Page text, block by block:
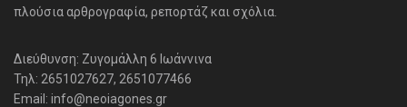
πλούσια αρθρογραφία, ρεπορτάζ και σχόλια.
Διεύθυνση: Ζυγομάλλη 6 Ιωάννινα
Τηλ: 2651027627, 2651077466
Email: info@neoiagones.gr